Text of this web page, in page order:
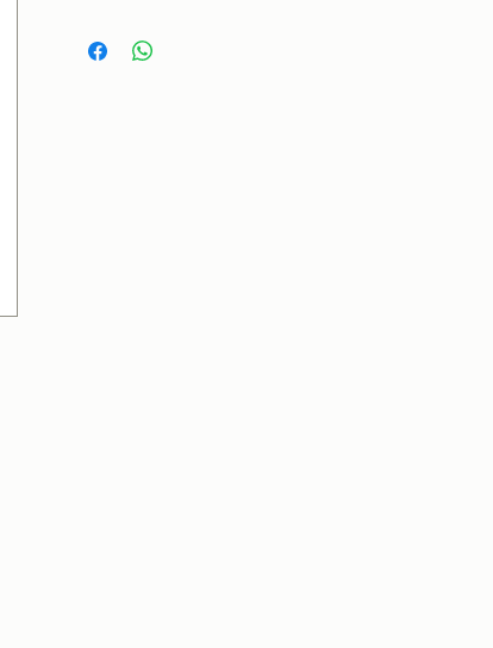
Matriz para bordar Cavalo Balanço